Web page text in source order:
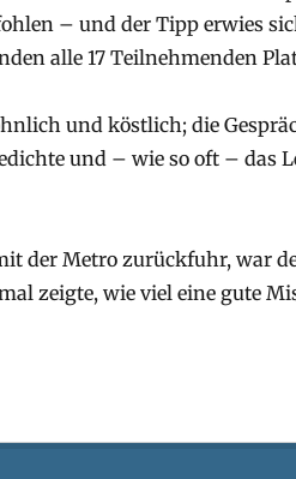
– und der Tipp erwies
alle 17 Teilnehmenden
und köstlich; die
und – wie so oft – das
der Metro zurückfuhr, war
zeigte, wie viel eine gute